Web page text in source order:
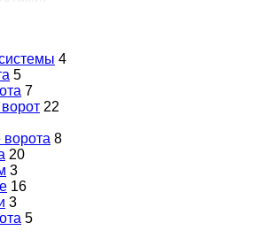
4
5
7
22
ворота 8
20
3
16
3
5